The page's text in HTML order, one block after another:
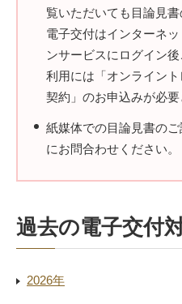
覧いただいても目論見書
電子交付はインターネ
ンサービスにログイン
利用には「オンライン
契約」のお申込みが必要
紙媒体での目論見書の
にお問合わせください。
過去の電子交付
2026年